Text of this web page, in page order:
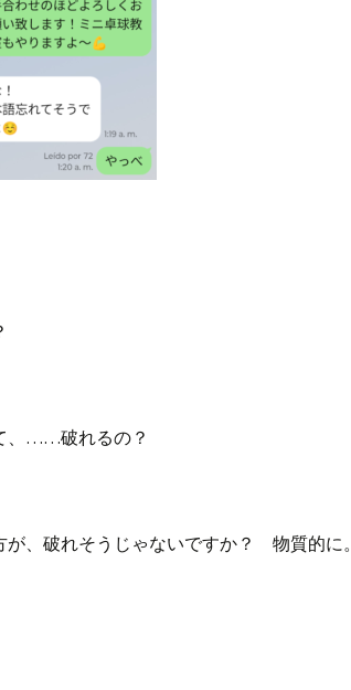
、……破れるの？
、破れそうじゃないですか？ 物質的に。